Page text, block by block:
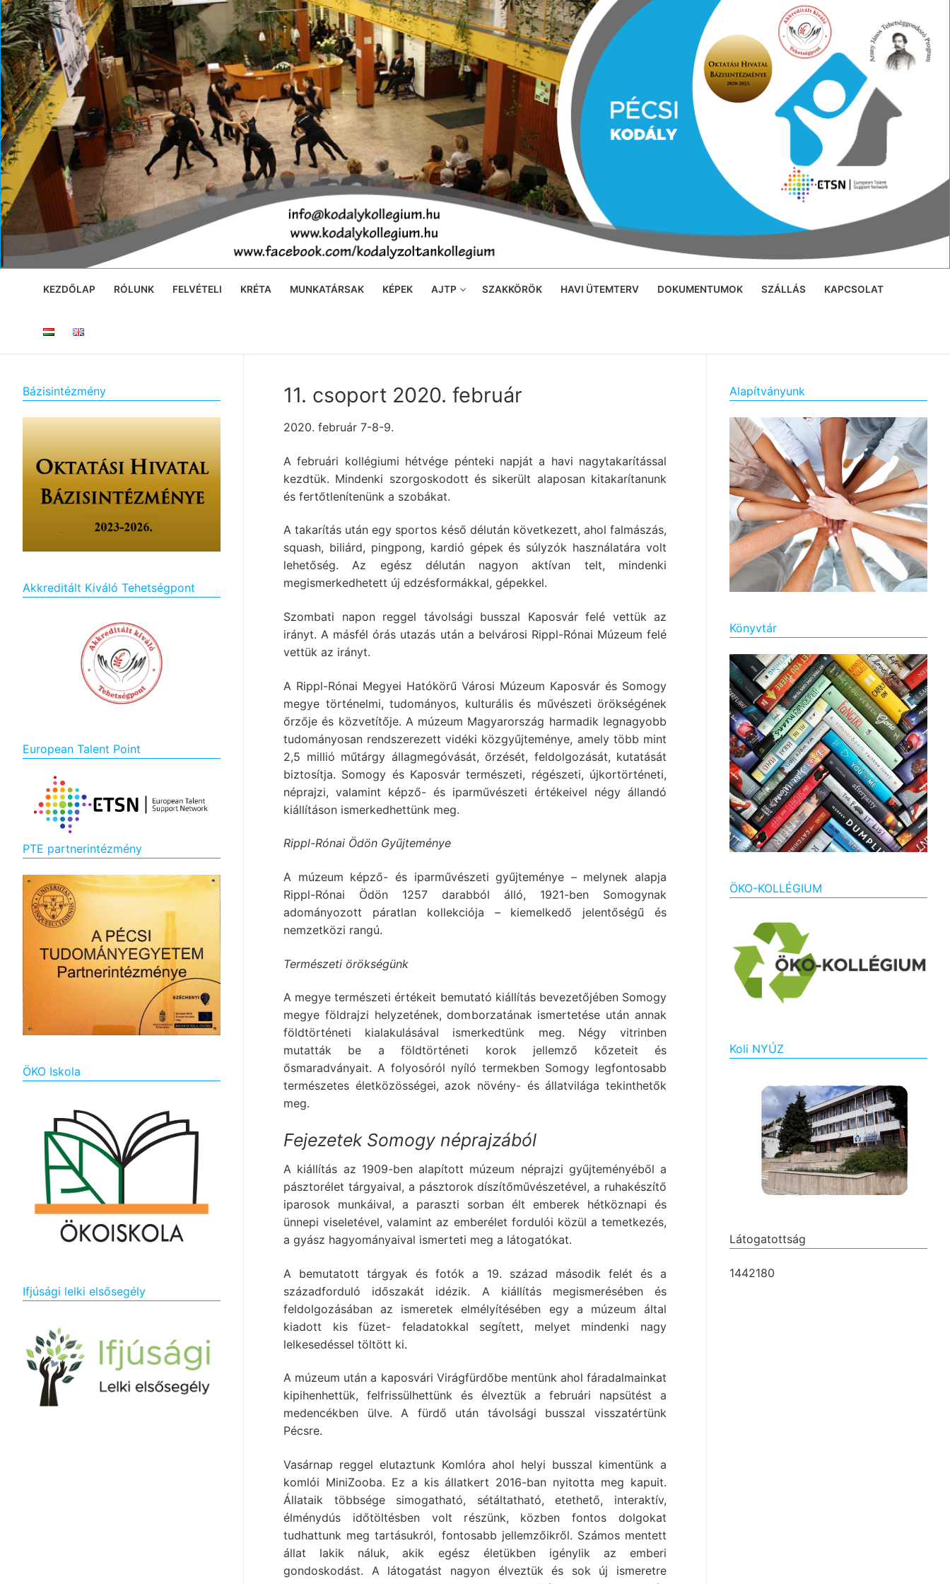
Ugrás
a
tartalomra
KEZDŐLAP RÓLUNK FELVÉTELI KRÉTA MUNKATÁRSAK KÉPEK AJTP SZAKKÖRÖK HAVI ÜTEMTERV DOKUMENTUMOK SZÁLLÁS KAPCSOLAT
11. csoport 2020. február
2020. február 7-8-9.
A februári kollégiumi hétvége pénteki napját a havi nagytakarítással
kezdtük. Mindenki szorgoskodott és sikerült alaposan kitakarítanunk
és fertőtlenítenünk a szobákat.
A takarítás után egy sportos késő délután következett, ahol falmászás,
squash, biliárd, pingpong, kardió gépek és súlyzók használatára volt
lehetőség. Az egész délután nagyon aktívan telt, mindenki
megismerkedhetett új edzésformákkal, gépekkel.
Szombati napon reggel távolsági busszal Kaposvár felé vettük az
irányt. A másfél órás utazás után a belvárosi Rippl-Rónai Múzeum felé
vettük az irányt.
A Rippl-Rónai Megyei Hatókörű Városi Múzeum Kaposvár és Somogy
megye történelmi, tudományos, kulturális és művészeti örökségének
őrzője és közvetítője. A múzeum Magyarország harmadik legnagyobb
tudományosan rendszerezett vidéki közgyűjteménye, amely több mint
2,5 millió műtárgy állagmegóvását, őrzését, feldolgozását, kutatását
biztosítja. Somogy és Kaposvár természeti, régészeti, újkortörténeti,
néprajzi, valamint képző- és iparművészeti értékeivel négy állandó
kiállításon ismerkedhettünk meg.
Rippl-Rónai Ödön Gyűjteménye
A múzeum képző- és iparművészeti gyűjteménye – melynek alapja
Rippl-Rónai Ödön 1257 darabból álló, 1921-ben Somogynak
adományozott páratlan kollekciója – kiemelkedő jelentőségű és
nemzetközi rangú.
Természeti örökségünk
A megye természeti értékeit bemutató kiállítás bevezetőjében Somogy
megye földrajzi helyzetének, domborzatának ismertetése után annak
földtörténeti kialakulásával ismerkedtünk meg. Négy vitrinben
mutatták be a földtörténeti korok jellemző kőzeteit és
ősmaradványait. A folyosóról nyíló termekben Somogy legfontosabb
természetes életközösségei, azok növény- és állatvilága tekinthetők
meg.
Fejezetek Somogy néprajzából
A kiállítás az 1909-ben alapított múzeum néprajzi gyűjteményéből a
pásztorélet tárgyaival, a pásztorok díszítőművészetével, a ruhakészítő
iparosok munkáival, a paraszti sorban élt emberek hétköznapi és
ünnepi viseletével, valamint az emberélet fordulói közül a temetkezés,
a gyász hagyományaival ismerteti meg a látogatókat.
A bemutatott tárgyak és fotók a 19. század második felét és a
századforduló időszakát idézik. A kiállítás megismerésében és
feldolgozásában az ismeretek elmélyítésében egy a múzeum által
kiadott kis füzet- feladatokkal segített, melyet mindenki nagy
lelkesedéssel töltött ki.
A múzeum után a kaposvári Virágfürdőbe mentünk ahol fáradalmainkat
kipihenhettük, felfrissülhettünk és élveztük a februári napsütést a
medencékben ülve. A fürdő után távolsági busszal visszatértünk
Pécsre.
Vasárnap reggel elutaztunk Komlóra ahol helyi busszal kimentünk a
komlói MiniZooba. Ez a kis állatkert 2016-ban nyitotta meg kapuit.
Állataik többsége simogatható, sétáltatható, etethető, interaktív,
élménydús időtöltésben volt részünk, közben fontos dolgokat
tudhattunk meg tartásukról, fontosabb jellemzőikről. Számos mentett
állat lakik náluk, akik egész életükben igénylik az emberi
gondoskodást. A látogatást nagyon élveztük és sok új ismeretre
Alapítványunk
Könyvtár
ÖKO-KOLLÉGIUM
Koli NYÚZ
Látogatottság
1442180
Bázisintézmény
Akkreditált Kiváló Tehetségpont
European Talent Point
PTE partnerintézmény
ÖKO Iskola
Ifjúsági lelki elsősegély